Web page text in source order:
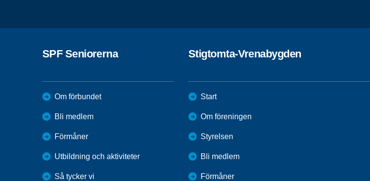
SPF Seniorerna
Om förbundet
Bli medlem
Förmåner
Utbildning och aktiviteter
Så tycker vi
Stigtomta-Vrenabygden
Start
Om föreningen
Styrelsen
Bli medlem
Förmåner